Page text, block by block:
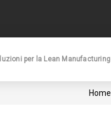
per la Lean Manufacturing
Home